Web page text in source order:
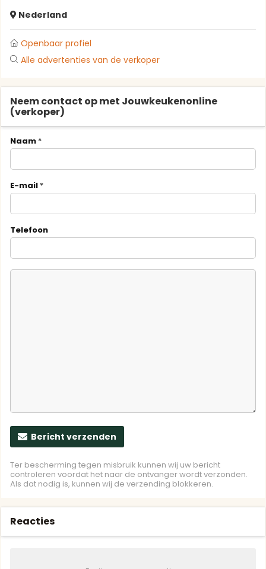
Nederland
Openbaar profiel
Alle advertenties van de verkoper
Neem contact op met Jouwkeukenonline
(verkoper)
Naam *
E-mail *
Telefoon
Bericht verzenden
Ter bescherming tegen misbruik kunnen wij uw bericht
controleren voordat het naar de ontvanger wordt verzonden.
Als dat nodig is, kunnen wij de verzending blokkeren.
Reacties